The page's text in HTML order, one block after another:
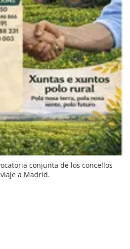
conjunta de los concellos
a Madrid.